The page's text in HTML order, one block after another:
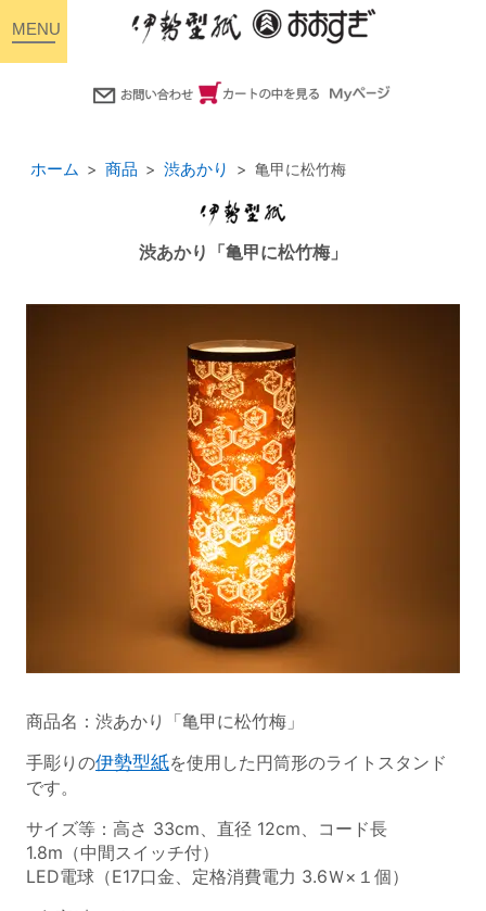
ホーム 商品 渋あかり 亀甲に松竹梅
渋あかり「亀甲に松竹梅」
商品名：渋あかり「亀甲に松竹梅」
手彫りの伊勢型紙を使用した円筒形のライトスタンド
です。
サイズ等：高さ 33cm、直径 12cm、コード長
1.8m（中間スイッチ付）
LED電球（E17口金、定格消費電力 3.6Ｗ×１個）
toggle
navigation